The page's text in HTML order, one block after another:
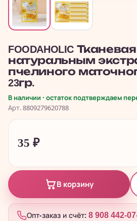
FOODAHOLIC
натуральным
пчелиного
23гр.
В наличии · остаток подтверждаем
Арт. 8809279620788
35 ₽
В корзину
Опт-заказ и счёт: 8 908 442-